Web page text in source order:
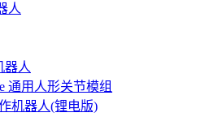
人
器人
通用人形关节模组
机器人(锂电版)